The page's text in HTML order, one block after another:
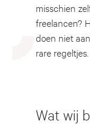
misschien
freelancen?
doen niet
rare
Wat wij